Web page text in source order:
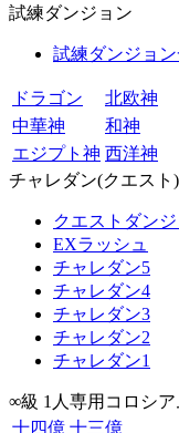
試練ダンジョン
試練ダンジョ
ドラゴン
北欧神
中華神
和神
エジプト神 西洋神
チャレダン(クエスト)
クエストダン
EXラッシュ
チャレダン5
チャレダン4
チャレダン3
チャレダン2
チャレダン1
∞級 1人専用コロシア
十四億 十三億